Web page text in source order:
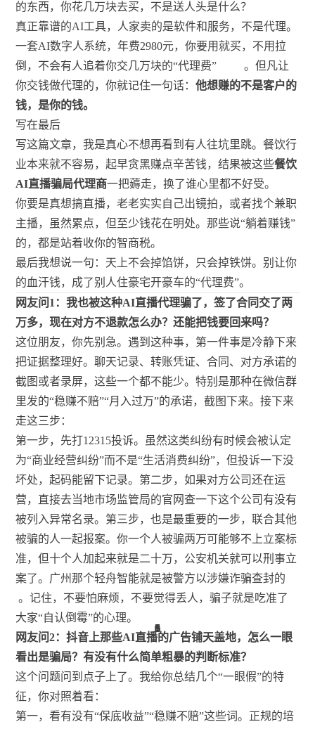
1
9
1
5
1
5
1
3
1
3
6
8
6
8
1
5
的东西，你花几万块去买，不是送人头是什么？
真正靠谱的AI工具，人家卖的是软件和服务，不是代理。
一套AI数字人系统，年费2980元，你要用就买，不用拉
倒，不会有人追着你交几万块的“代理费”
1
9
。但凡让
你交钱做代理的，你就记住一句话：他想赚的不是客户的
钱，是你的钱。
写在最后
写这篇文章，我是真心不想再看到有人往坑里跳。餐饮行
业本来就不容易，起早贪黑赚点辛苦钱，结果被这些餐饮
AI直播骗局代理商一把薅走，换了谁心里都不好受。
你要是真想搞直播，老老实实自己出镜拍，或者找个兼职
主播，虽然累点，但至少钱花在明处。那些说“躺着赚钱”
的，都是站着收你的智商税。
最后我想说一句：天上不会掉馅饼，只会掉铁饼。别让你
的血汗钱，成了别人住豪宅开豪车的“代理费”。
网友问1：我也被这种AI直播代理骗了，签了合同交了两
万多，现在对方不退款怎么办？还能把钱要回来吗？
这位朋友，你先别急。遇到这种事，第一件事是冷静下来
把证据整理好。聊天记录、转账凭证、合同、对方承诺的
截图或者录屏，这些一个都不能少。特别是那种在微信群
里发的“稳赚不赔”“月入过万”的承诺，截图下来。接下来
走这三步：
第一步，先打12315投诉。虽然这类纠纷有时候会被认定
为“商业经营纠纷”而不是“生活消费纠纷”，但投诉一下没
坏处，起码能留下记录。第二步，如果对方公司还在运
营，直接去当地市场监管局的官网查一下这个公司有没有
被列入异常名录。第三步，也是最重要的一步，联合其他
被骗的人一起报案。你一个人被骗两万可能够不上立案标
准，但十个人加起来就是二十万，公安机关就可以刑事立
案了。广州那个轻舟智能就是被警方以涉嫌诈骗查封的
6
。记住，不要怕麻烦，不要觉得丢人，骗子就是吃准了
大家“自认倒霉”的心理。
网友问2：抖音上那些AI直播的广告铺天盖地，怎么一眼
看出是骗局？有没有什么简单粗暴的判断标准？
这个问题问到点子上了。我给你总结几个“一眼假”的特
征，你对照着看：
第一，看有没有“保底收益”“稳赚不赔”这些词。正规的培
5
8
1
5